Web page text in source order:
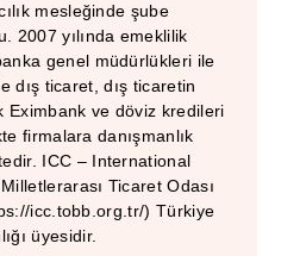
mesleğinde şube
2007 yılında emeklilik
genel müdürlükleri ile
dış ticaret, dış ticaretin
Eximbank ve döviz kredileri
firmalara danışmanlık
ICC – International
Ticaret Odası
icc.tobb.org.tr/) Türkiye
üyesidir.